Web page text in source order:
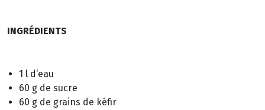
INGRÉDIENTS
1 l d‘eau
60 g de sucre
60 g de grains de kéfir